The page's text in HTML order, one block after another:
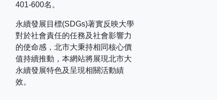
401-600名。
永續發展目標(SDGs)著實反映大學
對於社會責任的任務及社會影響力
的使命感，北市大秉持相同核心價
值持續推動，本網站將展現北市大
永續發展特色及呈現相關活動績
效。